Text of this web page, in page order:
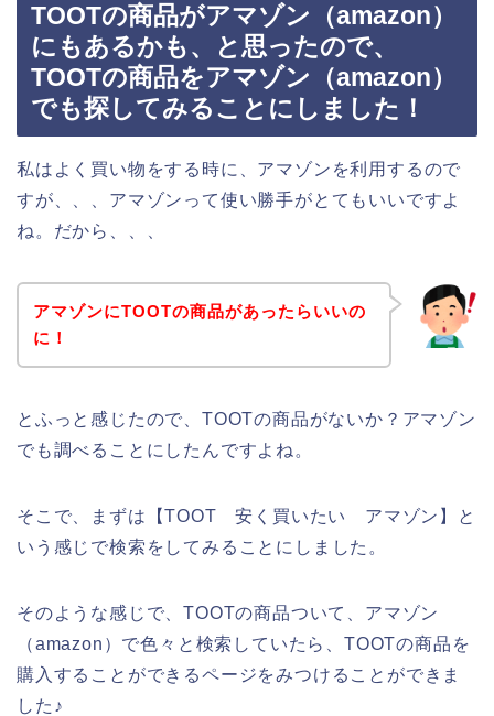
TOOTの商品がアマゾン（amazon）
にもあるかも、と思ったので、
TOOTの商品をアマゾン（amazon）
でも探してみることにしました！
私はよく買い物をする時に、アマゾンを利用するので
すが、、、アマゾンって使い勝手がとてもいいですよ
ね。だから、、、
アマゾンにTOOTの商品があったらいいの
に！
とふっと感じたので、TOOTの商品がないか？アマゾン
でも調べることにしたんですよね。
そこで、まずは【TOOT 安く買いたい アマゾン】と
いう感じで検索をしてみることにしました。
そのような感じで、TOOTの商品ついて、アマゾン
（amazon）で色々と検索していたら、TOOTの商品を
購入することができるページをみつけることができま
した♪